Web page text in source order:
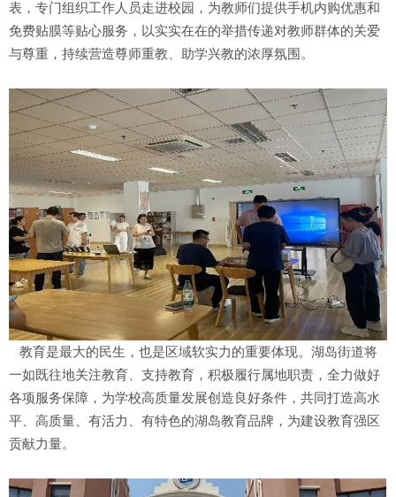
表，专门组织工作人员走进校园，为教师们提供手机内购优惠和
免费贴膜等贴心服务，以实实在在的举措传递对教师群体的关爱
与尊重，持续营造尊师重教、助学兴教的浓厚氛围。
教育是最大的民生，也是区域软实力的重要体现。湖岛街道将
一如既往地关注教育、支持教育，积极履行属地职责，全力做好
各项服务保障，为学校高质量发展创造良好条件，共同打造高水
平、高质量、有活力、有特色的湖岛教育品牌，为建设教育强区
贡献力量。